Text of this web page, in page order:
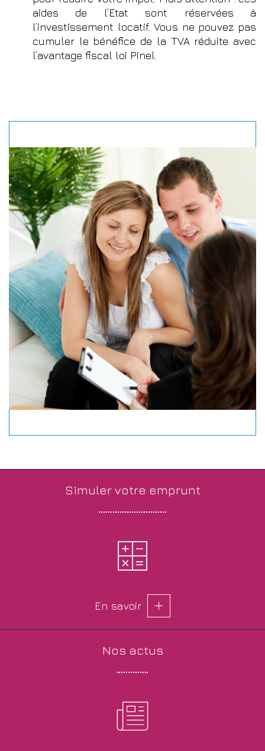
aides de l’Etat sont réservées à
l’investissement locatif. Vous ne pouvez pas
cumuler le bénéfice de la TVA réduite avec
l’avantage fiscal loi Pinel.
simuler votre emprunt
En savoir
nos actus